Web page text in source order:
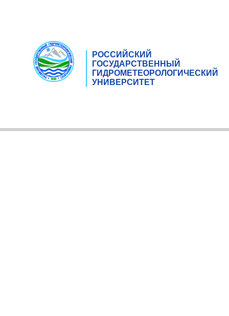
РОССИЙСКИЙ
ГОСУДАРСТВЕННЫЙ
ГИДРОМЕТЕОРОЛОГИЧЕСКИЙ
УНИВЕРСИТЕТ